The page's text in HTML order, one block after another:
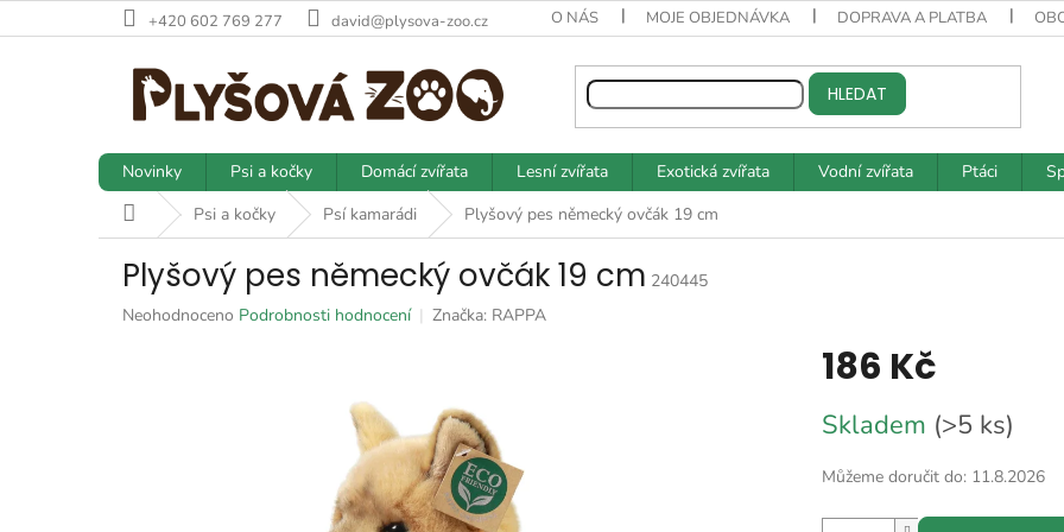
na
+420 602 769 277 david@plysova-zoo.cz O NÁS MOJE OBJEDNÁVKA DOPRAVA A PLATBA
HLEDAT
Novinky Psi a kočky Domácí zvířata Lesní zvířata Exotická zvířata Vodní zvířata Ptáci
Domů Psi a kočky Psí kamarádi Plyšový pes německý ovčák 19 cm
Plyšový pes německý ovčák 19 cm 240445
Průměrné
Neohodnoceno Podrobnosti hodnocení Značka: RAPPA
186 Kč
cena:
Skladem (>5 ks)
Můžeme doručit do: 11.8.2026